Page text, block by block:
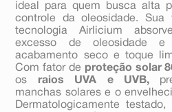
ideal para quem busca alta
controle da oleosidade. Sua
tecnologia Airlicium
excesso de oleosidade e
acabamento seco e toque
Com fator de proteção solar
os raios UVA e UVB,
manchas solares e o
Dermatologicamente